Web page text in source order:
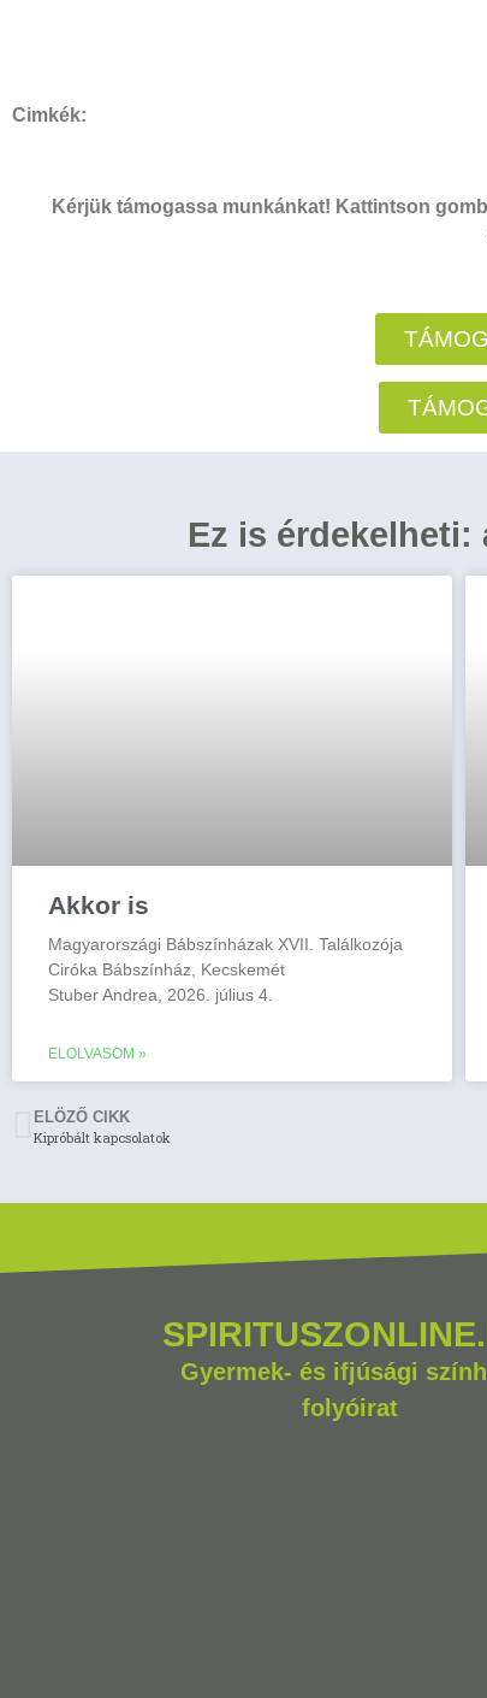
Cimkék:
Kérjük támogassa munkánkat! Kattintson
Ez is
Akkor is
Magyarországi Bábszínházak XVII. Találkozója
Ciróka Bábszínház, Kecskemét
Stuber Andrea, 2026. július 4.
ELOLVASOM »
ELÖZŐ CIKK
Kipróbált kapcsolatok
Gyermek- és ifjúsági
folyóirat